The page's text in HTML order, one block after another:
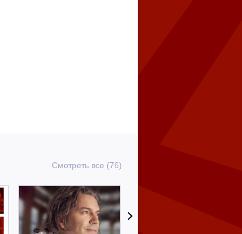
Смотреть все (76)